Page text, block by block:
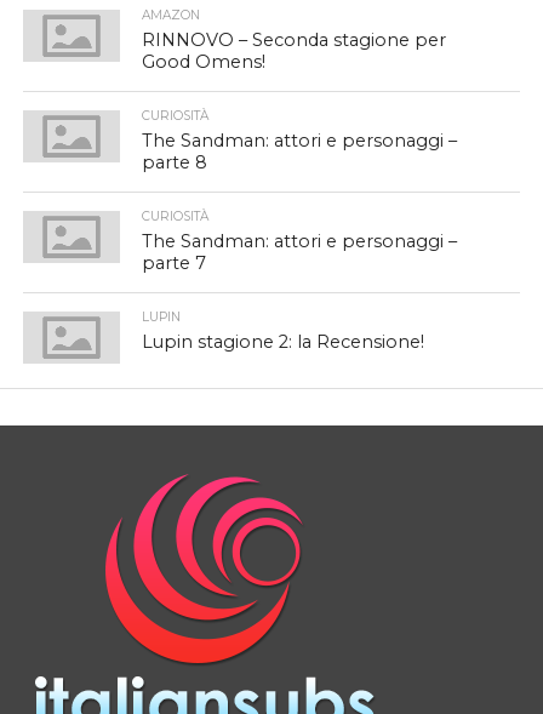
AMAZON
RINNOVO – Seconda stagione per
Good Omens!
CURIOSITÀ
The Sandman: attori e personaggi –
parte 8
CURIOSITÀ
The Sandman: attori e personaggi –
parte 7
LUPIN
Lupin stagione 2: la Recensione!